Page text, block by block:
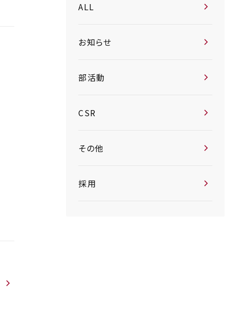
ALL
お知らせ
部活動
CSR
その他
採用